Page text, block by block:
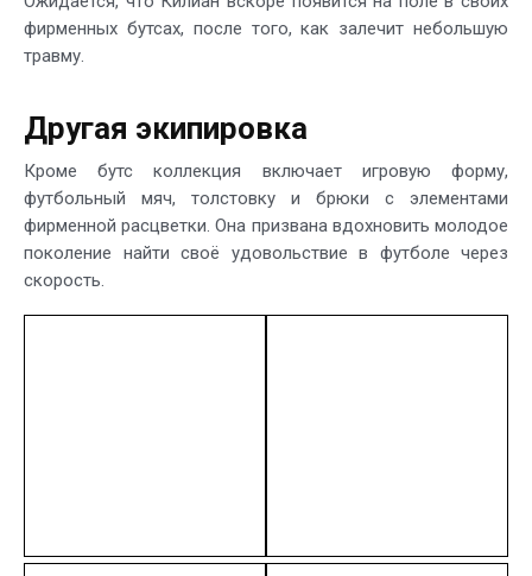
фирменных бутсах, после того, как залечит небольшую
травму.
Другая экипировка
Кроме бутс коллекция включает игровую форму,
футбольный мяч, толстовку и брюки с элементами
фирменной расцветки. Она призвана вдохновить молодое
поколение найти своё удовольствие в футболе через
скорость.